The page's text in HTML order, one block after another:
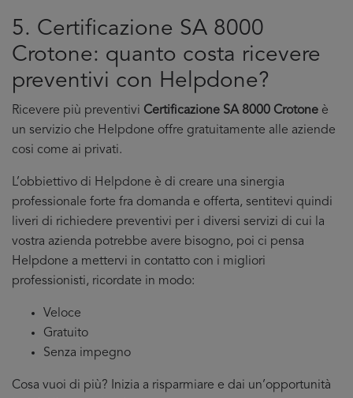
5. Certificazione SA 8000
Crotone: quanto costa ricevere
preventivi con Helpdone?
Ricevere più preventivi Certificazione SA 8000 Crotone è
un servizio che Helpdone offre gratuitamente alle aziende
cosi come ai privati.
L’obbiettivo di Helpdone è di creare una sinergia
professionale forte fra domanda e offerta, sentitevi quindi
liveri di richiedere preventivi per i diversi servizi di cui la
vostra azienda potrebbe avere bisogno, poi ci pensa
Helpdone a mettervi in contatto con i migliori
professionisti, ricordate in modo:
Veloce
Gratuito
Senza impegno
Cosa vuoi di più? Inizia a risparmiare e dai un’opportunità